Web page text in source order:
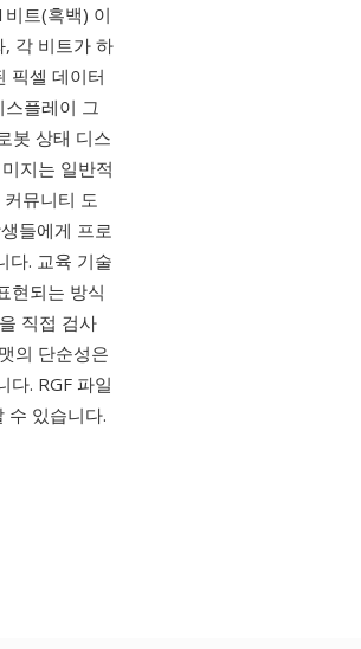
트(흑백) 이
각 비트가 하
픽셀 데이터
스플레이 그
봇 상태 디스
지는 일반적
뮤니티 도
들에게 프로
다. 교육 기술
현되는 방식
직접 검사
의 단순성은
. RGF 파일
수 있습니다.